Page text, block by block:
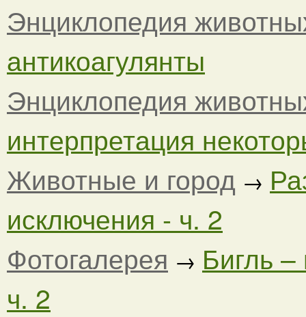
Энциклопедия
антикоагулянты
Энциклопедия
интерпретация
Животные и город →
исключения - ч. 2
Фотогалерея → Бигль
ч. 2